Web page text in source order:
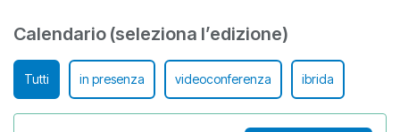
Calendario (seleziona l’edizione)
Tutti in presenza videoconferenza ibrida